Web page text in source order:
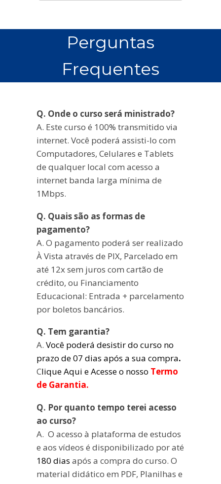
Perguntas
Frequentes
Q. Onde o curso será ministrado?
A. Este curso é 100% transmitido via
internet. Você poderá assisti-lo com
Computadores, Celulares e Tablets
de qualquer local com acesso a
internet banda larga mínima de
1Mbps.
Q. Quais são as formas de
pagamento?
A. O pagamento poderá ser realizado
À Vista através de PIX, Parcelado em
até 12x sem juros com cartão de
crédito, ou Financiamento
Educacional: Entrada + parcelamento
por boletos bancários.
Q. Tem garantia?
A. Você poderá desistir do curso no
prazo de 07 dias após a sua compra.
Clique Aqui e Acesse o nosso Termo
de Garantia.
Q. Por quanto tempo terei acesso
ao curso?
A. O acesso à plataforma de estudos
e aos vídeos é disponibilizado por até
180 dias após a compra do curso. O
material didático em PDF, Planilhas e